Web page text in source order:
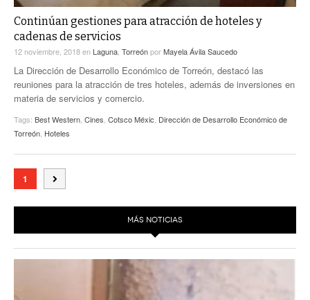
Continúan gestiones para atracción de hoteles y
cadenas de servicios
12 noviembre, 2018en Laguna TorreónporMayela Ávila Saucedo
La Dirección de Desarrollo Económico de Torreón, destacó las
reuniones para la atracción de tres hoteles, además de inversiones en
materia de servicios y comercio.
Tags: Best Western Cines Cotsco Méxic Dirección de Desarrollo Económico de
Torreón Hoteles
1
MÁS NOTICIAS